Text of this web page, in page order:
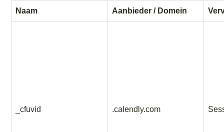
Naam Aanbieder / Domein
_cfuvid .calendly.com